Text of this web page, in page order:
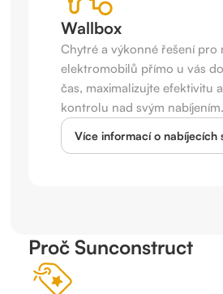
Wallbox
Chytré a výkonné řešení pro
elektromobilů přímo u vás
čas, maximalizujte efektivitu
kontrolu nad svým nabíjením.
Více informací o nabíjecích
Proč Sunconstruct